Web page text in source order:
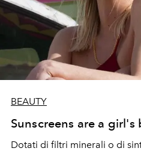
BEAUTY
Sunscreens are a girl's
Dotati di filtri minerali o di